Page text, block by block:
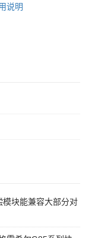
说明
块能兼容大部分对